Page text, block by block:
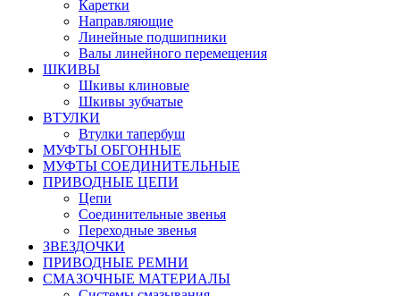
Каретки
Направляющие
Линейные подшипники
Валы линейного перемещения
ШКИВЫ
Шкивы клиновые
Шкивы зубчатые
ВТУЛКИ
Втулки тапербуш
МУФТЫ ОБГОННЫЕ
МУФТЫ СОЕДИНИТЕЛЬНЫЕ
ПРИВОДНЫЕ ЦЕПИ
Цепи
Соединительные звенья
Переходные звенья
ЗВЕЗДОЧКИ
ПРИВОДНЫЕ РЕМНИ
СМАЗОЧНЫЕ МАТЕРИАЛЫ